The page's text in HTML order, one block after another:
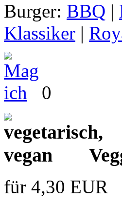
Burger: BBQ |
Klassiker |
0
für 4,30 EUR